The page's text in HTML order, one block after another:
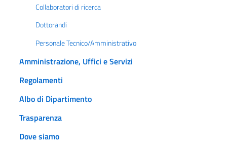
Collaboratori di ricerca
Dottorandi
Personale Tecnico/Amministrativo
Amministrazione, Uffici e Servizi
Regolamenti
Albo di Dipartimento
Trasparenza
Dove siamo